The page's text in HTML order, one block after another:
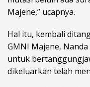
Majene,” ucapnya.
Hal itu, kembali
GMNI Majene,
untuk
dikeluarkan telah